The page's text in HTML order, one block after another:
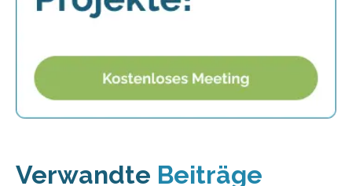
Verwandte Beiträge